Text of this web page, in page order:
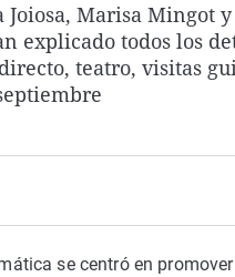
Marisa Mingot
explicado todos los
teatro, visitas
se centró en